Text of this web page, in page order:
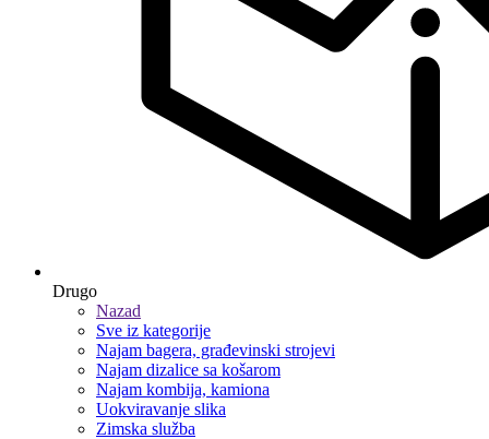
Drugo
Nazad
Sve iz kategorije
Najam bagera, građevinski strojevi
Najam dizalice sa košarom
Najam kombija, kamiona
Uokviravanje slika
Zimska služba